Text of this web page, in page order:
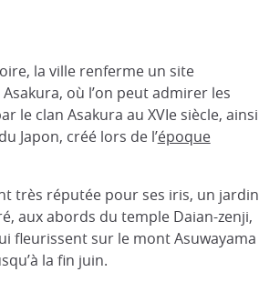
la ville renferme un site
où l’on peut admirer les
le clan Asakura au XVIe siècle, ainsi
Japon, créé lors de l’époque
très réputée pour ses iris, un jardin
aux abords du temple Daian-zenji,
fleurissent sur le mont Asuwayama
la fin juin.